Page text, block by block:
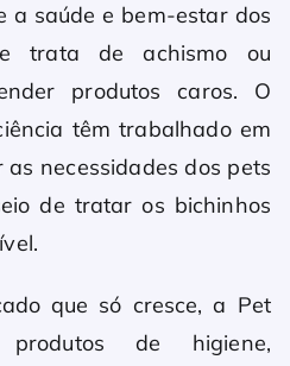
a saúde e bem-estar dos
trata de achismo ou
produtos caros. O
têm trabalhado em
necessidades dos pets
de tratar os bichinhos
que só cresce, a Pet
de higiene,